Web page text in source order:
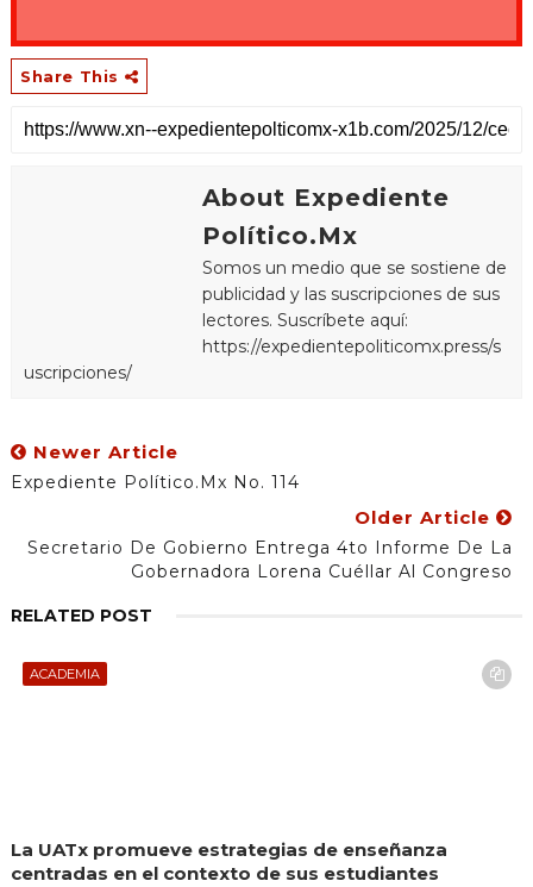
Share This
About Expediente
Político.Mx
Somos un medio que se sostiene de
publicidad y las suscripciones de sus
lectores. Suscríbete aquí:
https://expedientepoliticomx.press/s
uscripciones/
Newer Article
Expediente Político.Mx No. 114
Older Article
Secretario De Gobierno Entrega 4to Informe De La
Gobernadora Lorena Cuéllar Al Congreso
RELATED POST
ACADEMIA
La UATx promueve estrategias de enseñanza
centradas en el contexto de sus estudiantes